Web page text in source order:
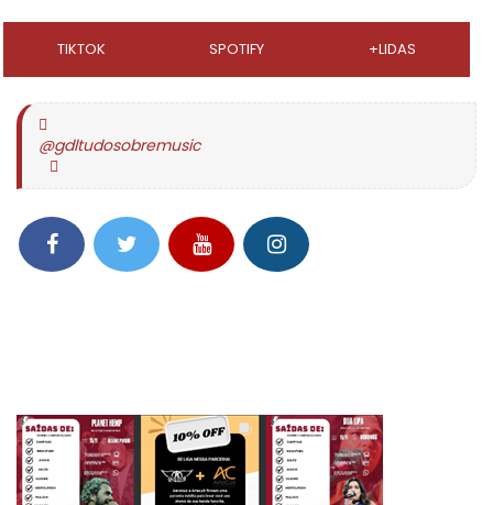
TIKTOK SPOTIFY +LIDAS
@gdltudosobremusic